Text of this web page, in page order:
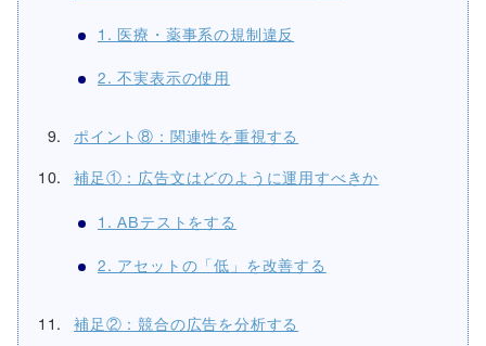
1. 医療・薬事系の規制違反
2. 不実表示の使用
ポイント⑧：関連性を重視する
補足①：広告文はどのように運用すべきか
1. ABテストをする
2. アセットの「低」を改善する
補足②：競合の広告を分析する